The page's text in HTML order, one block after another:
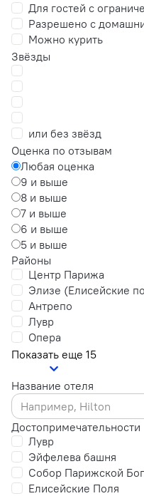
Для гостей с
Разрешено с
Можно курить
Звёзды
или без звёзд
Оценка по отзывам
Любая оценка
9 и выше
8 и выше
7 и выше
6 и выше
5 и выше
Районы
Центр Парижа
Элизе (Елисейские
Антрепо
Лувр
Опера
Показать еще 15
Название отеля
Достопримечательности
Лувр
Эйфелева башня‎
Собор Парижской
Елисейские Поля